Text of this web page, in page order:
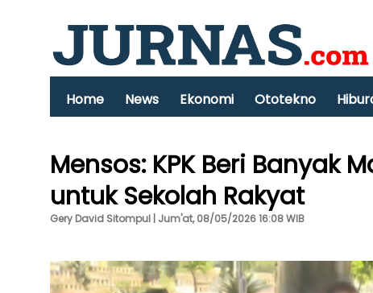
Home News Ekonomi Ototekno
Mensos: KPK Beri Banyak
untuk Sekolah Rakyat
Gery David Sitompul | Jum'at, 08/05/2026 16:08 WIB